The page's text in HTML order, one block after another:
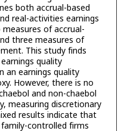
both accrual-based
real-activities earnings
of accrual-
three measures of
This study finds
quality
an earnings quality
However, there is no
and non-chaebol
measuring discretionary
results indicate that
controlled firms